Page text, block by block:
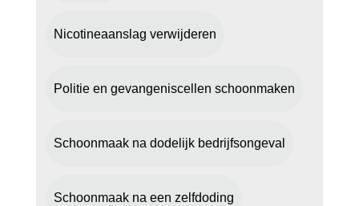
Nicotineaanslag verwijderen
Politie en gevangeniscellen schoonmaken
Schoonmaak na dodelijk bedrijfsongeval
Schoonmaak na een zelfdoding